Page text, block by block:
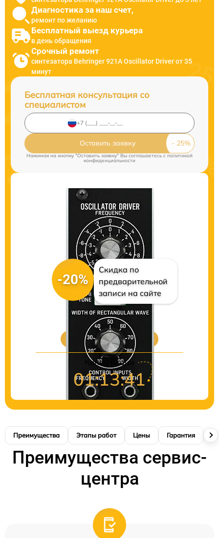
Диагностика за наш счет,
ремонт по желанию
Бесплатный выезд курьера
в день обращения
Срочный ремонт
синтезатора Behringer 921A Oscillator Driver от 35
минут
Бесплатная консультация со
специалистом
Оставить заявку
Нажимая на кнопку "Оставить заявку" Вы соглашаетесь cполитикой
конфиденциальности
-20%
Скидка по
предварительной
записи на сайте
Цены на ремонт
Конец акции
01:13:40
Преимущества Этапы работ Цены Гарантия
Преимущества сервис-
центра